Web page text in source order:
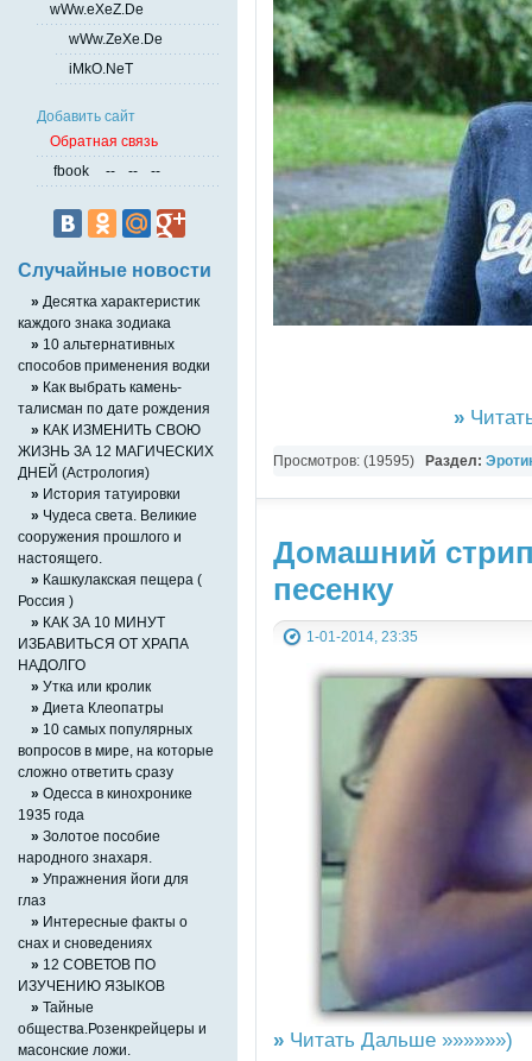
»
Просмотров: (19595) Раздел:
Домашний
песенку
1-01-2014, 23:35
» Читать Дальше »»»»»»)
wWw.eXeZ.De
wWw.ZeXe.De
iMkO.NeT
Добавить сайт
Обратная связь
fbook
-- -- --
Случайные новости
» Десятка характеристик
каждого знака зодиака
» 10 альтернативных
способов применения водки
» Как выбрать камень-
талисман по дате рождения
» КАК ИЗМЕНИТЬ СВОЮ
ЖИЗНЬ ЗА 12 МАГИЧЕСКИХ
ДНЕЙ (Астрология)
» История татуировки
» Чудеса света. Великие
сооружения прошлого и
настоящего.
» Кашкулакская пещера (
Россия )
» КАК ЗА 10 МИНУТ
ИЗБАВИТЬСЯ ОТ ХРАПА
НАДОЛГО
» Утка или кролик
» Диета Клеопатры
» 10 самых популярных
вопросов в мире, на которые
сложно ответить сразу
» Одесса в кинохронике
1935 года
» Золотое пособие
народного знахаря.
» Упражнения йоги для
глаз
» Интересные факты о
снах и сноведениях
» 12 СОВЕТОВ ПО
ИЗУЧЕНИЮ ЯЗЫКОВ
» Тайные
общества.Розенкрейцеры и
масонские ложи.